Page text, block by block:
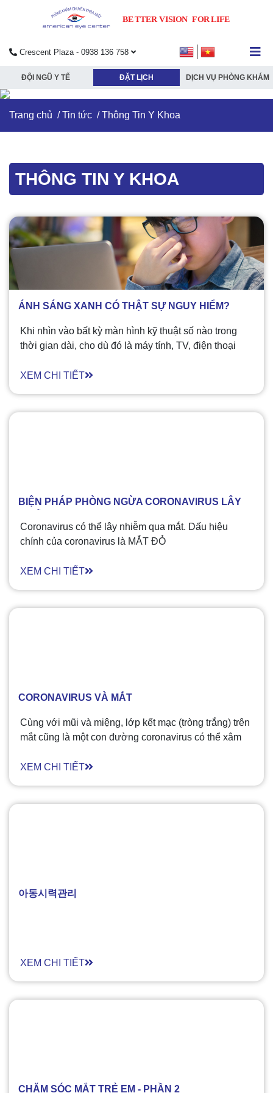
Crescent Plaza - 0938 136 758
ĐỘI NGŨ Y TẾ ĐẶT LỊCH DỊCH VỤ PHÒNG KHÁM
Trang chủ /Tin tức /Thông Tin Y Khoa
THÔNG TIN Y KHOA
ÁNH SÁNG XANH CÓ THẬT SỰ NGUY HIỂM?
Khi nhìn vào bất kỳ màn hình kỹ thuật số nào trong
thời gian dài, cho dù đó là máy tính, TV, điện thoại
SÁNG XANH. Nhưng không có bằng chứng khoa học
XEM CHI TIẾT
BIỆN PHÁP PHÒNG NGỪA CORONAVIRUS LÂY
Coronavirus có thể lây nhiễm qua mắt. Dấu hiệu
chính của coronavirus là MẮT ĐỎ
XEM CHI TIẾT
CORONAVIRUS VÀ MẮT
Cùng với mũi và miệng, lớp kết mạc (tròng trắng) trên
mắt cũng là một con đường coronavirus có thể xâm
cấp tính (đau mắt đỏ) trong một số bệnh nhân nhiễm
XEM CHI TIẾT
아동시력관리​
XEM CHI TIẾT
CHĂM SÓC MẮT TRẺ EM - PHẦN 2